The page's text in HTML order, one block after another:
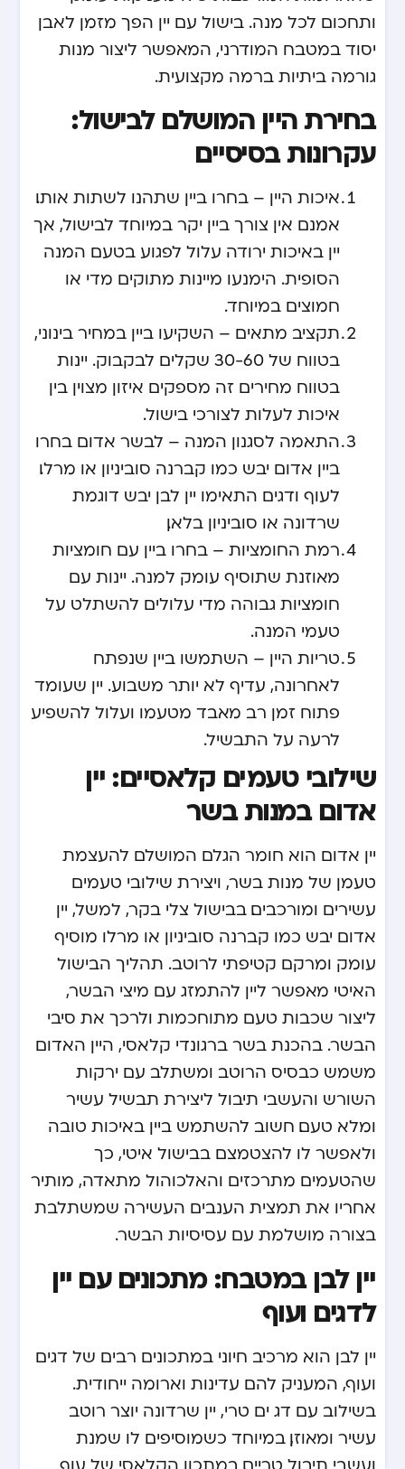
ותחכום לכל מנה. בישול עם יין הפך מזמן לאבן
יסוד במטבח המודרני, המאפשר ליצור מנות
גורמה ביתיות ברמה מקצועית.
בחירת היין המושלם לבישול:
עקרונות בסיסיים
איכות היין – בחרו ביין שתהנו לשתות אותו.
אמנם אין צורך ביין יקר במיוחד לבישול, אך
יין באיכות ירודה עלול לפגוע בטעם המנה
הסופית. הימנעו מיינות מתוקים מדי או
חמוצים במיוחד.
תקציב מתאים – השקיעו ביין במחיר בינוני,
בטווח של 30-60 שקלים לבקבוק. יינות
בטווח מחירים זה מספקים איזון מצוין בין
איכות לעלות לצורכי בישול.
התאמה לסגנון המנה – לבשר אדום בחרו
ביין אדום יבש כמו קברנה סוביניון או מרלו.
לעוף ודגים התאימו יין לבן יבש דוגמת
שרדונה או סוביניון בלאן.
רמת החומציות – בחרו ביין עם חומציות
מאוזנת שתוסיף עומק למנה. יינות עם
חומציות גבוהה מדי עלולים להשתלט על
טעמי המנה.
טריות היין – השתמשו ביין שנפתח
לאחרונה, עדיף לא יותר משבוע. יין שעומד
פתוח זמן רב מאבד מטעמו ועלול להשפיע
לרעה על התבשיל.
שילובי טעמים קלאסיים: יין
אדום במנות בשר
יין אדום הוא חומר הגלם המושלם להעצמת
טעמן של מנות בשר, ויצירת שילובי טעמים
עשירים ומורכבים. בבישול צלי בקר, למשל, יין
אדום יבש כמו קברנה סוביניון או מרלו מוסיף
עומק ומרקם קטיפתי לרוטב. תהליך הבישול
האיטי מאפשר ליין להתמזג עם מיצי הבשר,
ליצור שכבות טעם מתוחכמות ולרכך את סיבי
הבשר. בהכנת בשר ברגונדי קלאסי, היין האדום
משמש כבסיס הרוטב ומשתלב עם ירקות
השורש והעשבי תיבול ליצירת תבשיל עשיר
ומלא טעם. חשוב להשתמש ביין באיכות טובה
ולאפשר לו להצטמצם בבישול איטי, כך
שהטעמים מתרכזים והאלכוהול מתאדה, מותיר
אחריו את תמצית הענבים העשירה שמשתלבת
בצורה מושלמת עם עסיסיות הבשר.
יין לבן במטבח: מתכונים עם יין
לדגים ועוף
יין לבן הוא מרכיב חיוני במתכונים רבים של דגים
ועוף, המעניק להם עדינות וארומה ייחודית.
בשילוב עם דג ים טרי, יין שרדונה יוצר רוטב
עשיר ומאוזן, במיוחד כשמוסיפים לו שמנת
ועשבי תיבול טריים. במתכון הקלאסי של עוף